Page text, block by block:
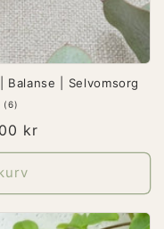
| Balanse | Selvomsorg
(6)
omtaler
kr